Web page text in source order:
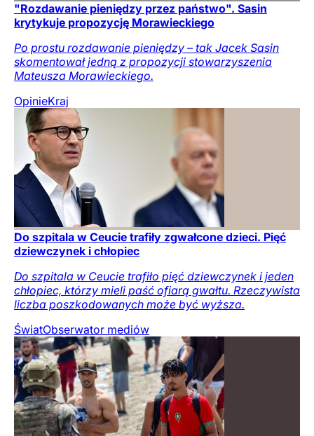
"Rozdawanie pieniędzy przez państwo". Sasin
krytykuje propozycję Morawieckiego
Po prostu rozdawanie pieniędzy – tak Jacek Sasin
skomentował jedną z propozycji stowarzyszenia
Mateusza Morawieckiego.
OpinieKraj
Do szpitala w Ceucie trafiły zgwałcone dzieci. Pięć
dziewczynek i chłopiec
Do szpitala w Ceucie trafiło pięć dziewczynek i jeden
chłopiec, którzy mieli paść ofiarą gwałtu. Rzeczywista
liczba poszkodowanych może być wyższa.
ŚwiatObserwator mediów